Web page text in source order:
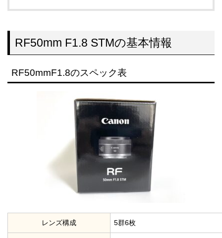
RF50mm F1.8 STMの基本情報
RF50mmF1.8のスペック表
レンズ構成 5群6枚